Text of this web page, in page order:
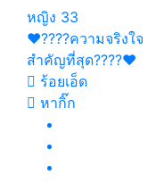
หญิง 33
❤️????ความจริงใจ
สำคัญที่สุด????❤️
ร้อยเอ็ด
หากิ๊ก